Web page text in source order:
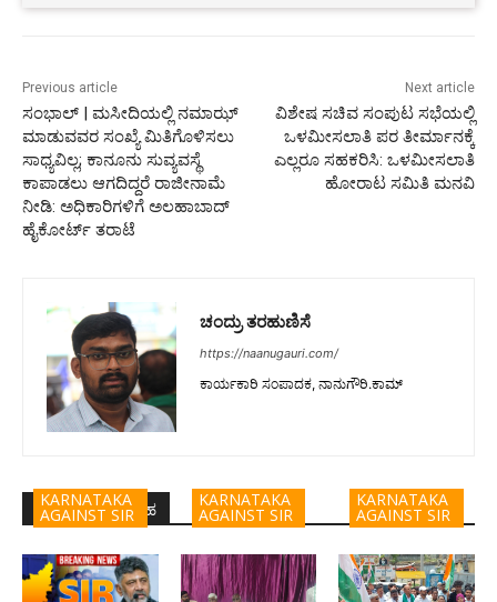
Previous article
ಸಂಭಾಲ್ | ಮಸೀದಿಯಲ್ಲಿ ನಮಾಝ್
ಮಾಡುವವರ ಸಂಖ್ಯೆ ಮಿತಿಗೊಳಿಸಲು
ಸಾಧ್ಯವಿಲ್ಲ; ಕಾನೂನು ಸುವ್ಯವಸ್ಥೆ
ಕಾಪಾಡಲು ಆಗದಿದ್ದರೆ ರಾಜೀನಾಮೆ
ನೀಡಿ: ಅಧಿಕಾರಿಗಳಿಗೆ ಅಲಹಾಬಾದ್
ಹೈಕೋರ್ಟ್ ತರಾಟೆ
Next article
ವಿಶೇಷ ಸಚಿವ ಸಂಪುಟ ಸಭೆಯಲ್ಲಿ
ಒಳಮೀಸಲಾತಿ ಪರ ತೀರ್ಮಾನಕ್ಕೆ
ಎಲ್ಲರೂ ಸಹಕರಿಸಿ: ಒಳಮೀಸಲಾತಿ
ಹೋರಾಟ ಸಮಿತಿ ಮನವಿ
ಚಂದ್ರು ತರಹುಣಿಸೆ
https://naanugauri.com/
ಕಾರ್ಯಕಾರಿ ಸಂಪಾದಕ, ನಾನುಗೌರಿ.ಕಾಮ್
ಇದೇ ಲೇಖಕರ ಬರಹ
KARNATAKA
AGAINST SIR
KARNATAKA
AGAINST SIR
KARNATAKA
AGAINST SIR